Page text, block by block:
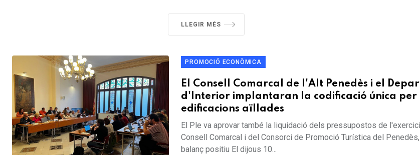
LLEGIR MÉS
PROMOCIÓ ECONÒMICA
El Consell Comarcal de l'Alt Penedès i el
d'Interior implantaran la codificació única per
edificacions aïllades
El Ple va aprovar també la liquidació dels pressupostos de
Consell Comarcal i del Consorci de Promoció Turística del
balanç positiu El dijous 10...